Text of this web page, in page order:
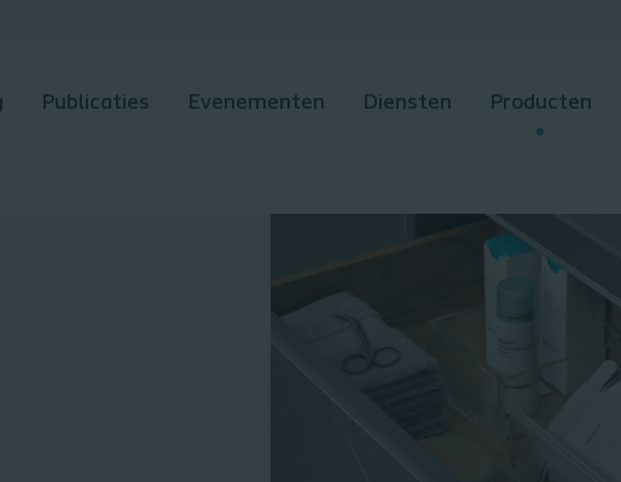
Publicaties Evenementen Diensten Producten